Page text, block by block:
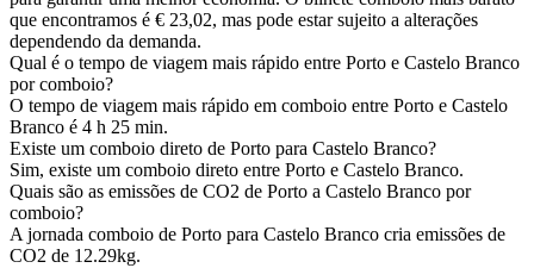
que encontramos é € 23,02, mas pode estar sujeito a alterações
dependendo da demanda.
Qual é o tempo de viagem mais rápido entre Porto e Castelo Branco
por comboio?
O tempo de viagem mais rápido em comboio entre Porto e Castelo
Branco é 4 h 25 min.
Existe um comboio direto de Porto para Castelo Branco?
Sim, existe um comboio direto entre Porto e Castelo Branco.
Quais são as emissões de CO2 de Porto a Castelo Branco por
comboio?
A jornada comboio de Porto para Castelo Branco cria emissões de
CO2 de 12.29kg.